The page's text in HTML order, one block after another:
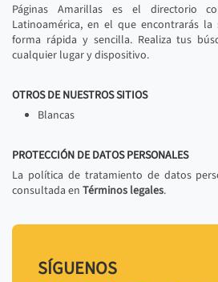
Páginas Amarillas es el directorio
Latinoamérica, en el que encontrarás
forma rápida y sencilla. Realiza tus
cualquier lugar y dispositivo.
OTROS DE NUESTROS SITIOS
Blancas
PROTECCIÓN DE DATOS PERSONALES
La política de tratamiento de datos
consultada en Términos legales.
SÍGUENOS